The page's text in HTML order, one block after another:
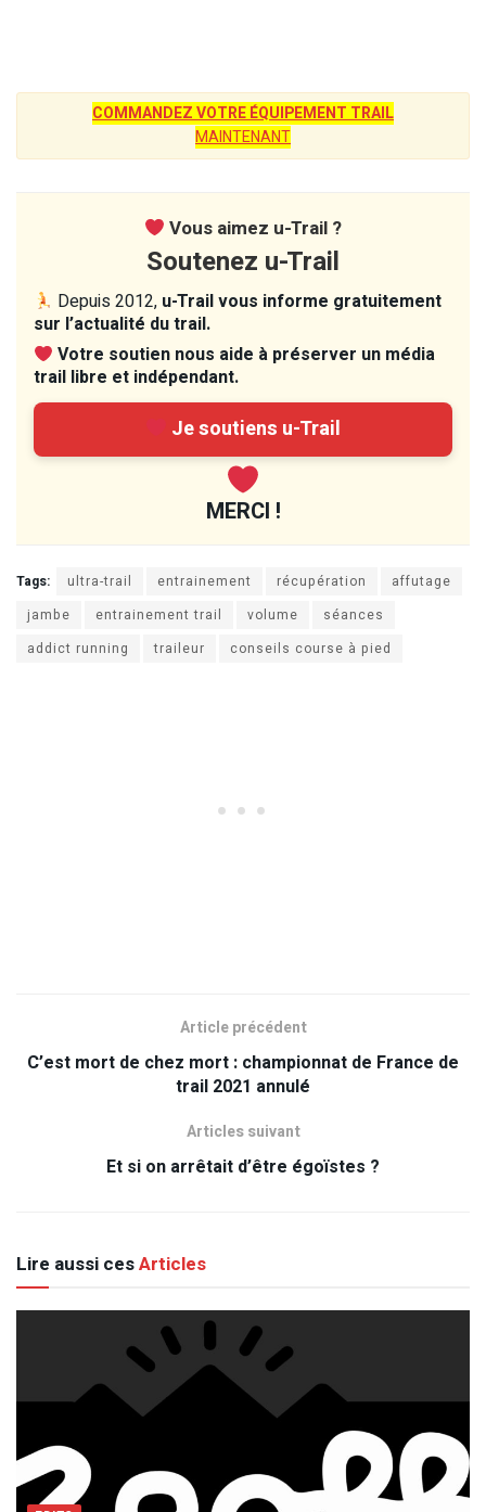
COMMANDEZ VOTRE ÉQUIPEMENT TRAIL
MAINTENANT
Vous aimez u-Trail ?
Soutenez u-Trail
Depuis 2012, u-Trail vous informe gratuitement
sur l’actualité du trail.
Votre soutien nous aide à préserver un média
trail libre et indépendant.
Je soutiens u-Trail
MERCI !
Tags: ultra-trail entrainement récupération
affutage
jambe
entrainement trail volume
séances
addict running
traileur conseils course à pied
Article précédent
C’est mort de chez mort : championnat de France de
trail 2021 annulé
Articles suivant
Et si on arrêtait d’être égoïstes ?
Lire aussi cesArticles